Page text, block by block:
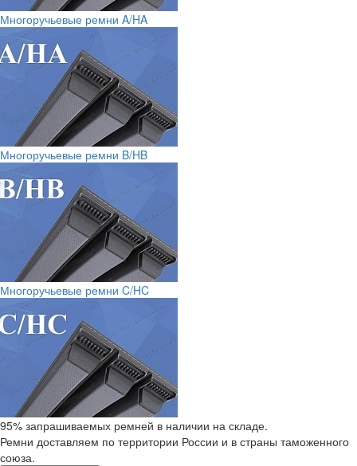
Многоручьевые ремни A/HA
Многоручьевые ремни B/HB
Многоручьевые ремни C/HC
95% запрашиваемых ремней в наличии на складе.
Ремни доставляем по территории России и в страны таможенного
союза.